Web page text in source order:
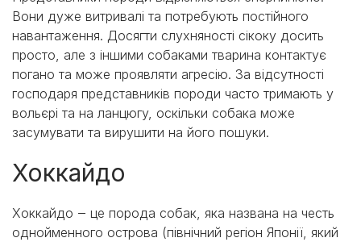
Вони дуже витривалі та потребують постійного
навантаження. Досягти слухняності сікоку досить
просто, але з іншими собаками тварина контактує
погано та може проявляти агресію. За відсутності
господаря представників породи часто тримають у
вольєрі та на ланцюгу, оскільки собака може
засумувати та вирушити на його пошуки.
Хоккайдо
Хоккайдо ‒ це порода собак, яка названа на честь
однойменного острова (північний регіон Японії, який